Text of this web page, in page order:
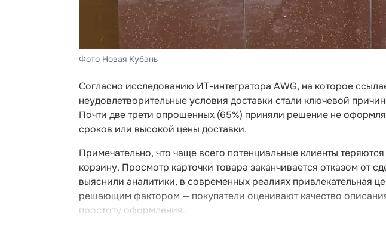
Фото Новая Кубань
Согласно исследованию ИТ-интегратора AWG, на которое
неудовлетворительные условия доставки стали ключевой
Почти две трети опрошенных (65%) приняли решение не
сроков или высокой цены доставки.
Примечательно, что чаще всего потенциальные клиенты
корзину. Просмотр карточки товара заканчивается отказом от
выяснили аналитики, в современных реалиях привлекательная
решающим фактором — покупатели оценивают качество
простоту оформления.